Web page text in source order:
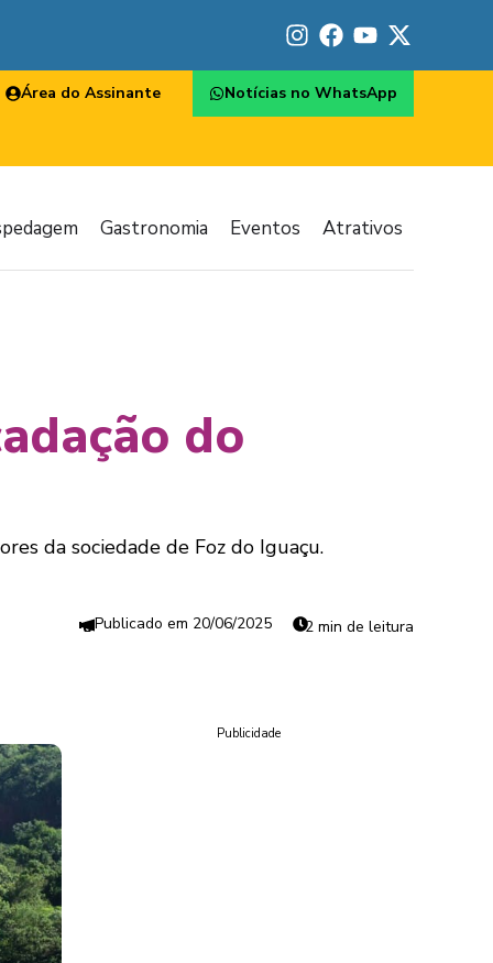
Área do Assinante Notícias no WhatsApp
Gastronomia Eventos Atrativos
do
da sociedade de Foz do Iguaçu.
20/06/2025 2 min de leitura
Publicidade